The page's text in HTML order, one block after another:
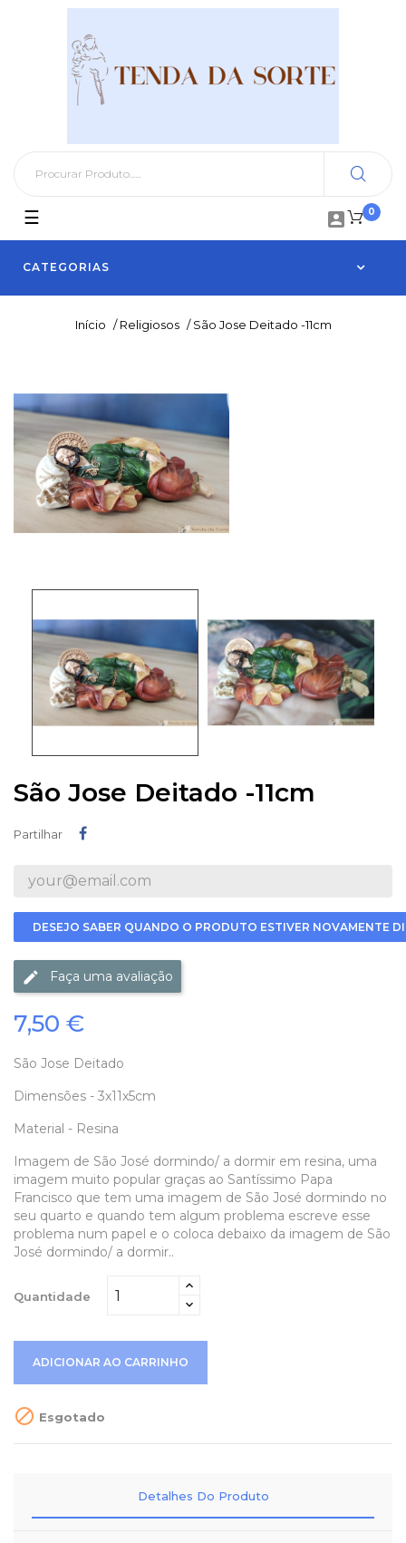
0

CATEGORIAS
Toggle
navigation
☰
Início / Religiosos / São Jose Deitado -11cm
São Jose Deitado -11cm
Partilhar
DESEJO SABER QUANDO O PRODUTO ESTIVER NOVAMENTE
Faça uma avaliação
7,50 €
São Jose Deitado
Dimensões - 3x11x5cm
Material - Resina
Imagem de São José dormindo/ a dormir em resina, uma
imagem muito popular graças ao Santíssimo Papa
Francisco que tem uma imagem de São José dormindo no
seu quarto e quando tem algum problema escreve esse
problema num papel e o coloca debaixo da imagem de São
José dormindo/ a dormir..
Quantidade
ADICIONAR AO CARRINHO
 Esgotado
Detalhes Do Produto